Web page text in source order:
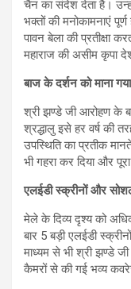
चैन का संदेश देता है।
भक्तों की मनोकामनाएं
पावन बेला की प्रतीक्षा
महाराज की असीम कृपा
बाज के दर्शन को माना
श्री झण्डे जी आरोहण के
श्रद्धालु इसे हर वर्ष की
उपस्थिति का प्रतीक
भी गहरा कर दिया और
एलईडी स्क्रीनों और
मेले के दिव्य दृश्य को
बार 5 बड़ी एलईडी
माध्यम से भी श्री झण्डे
कैमरों से की गई भव्य